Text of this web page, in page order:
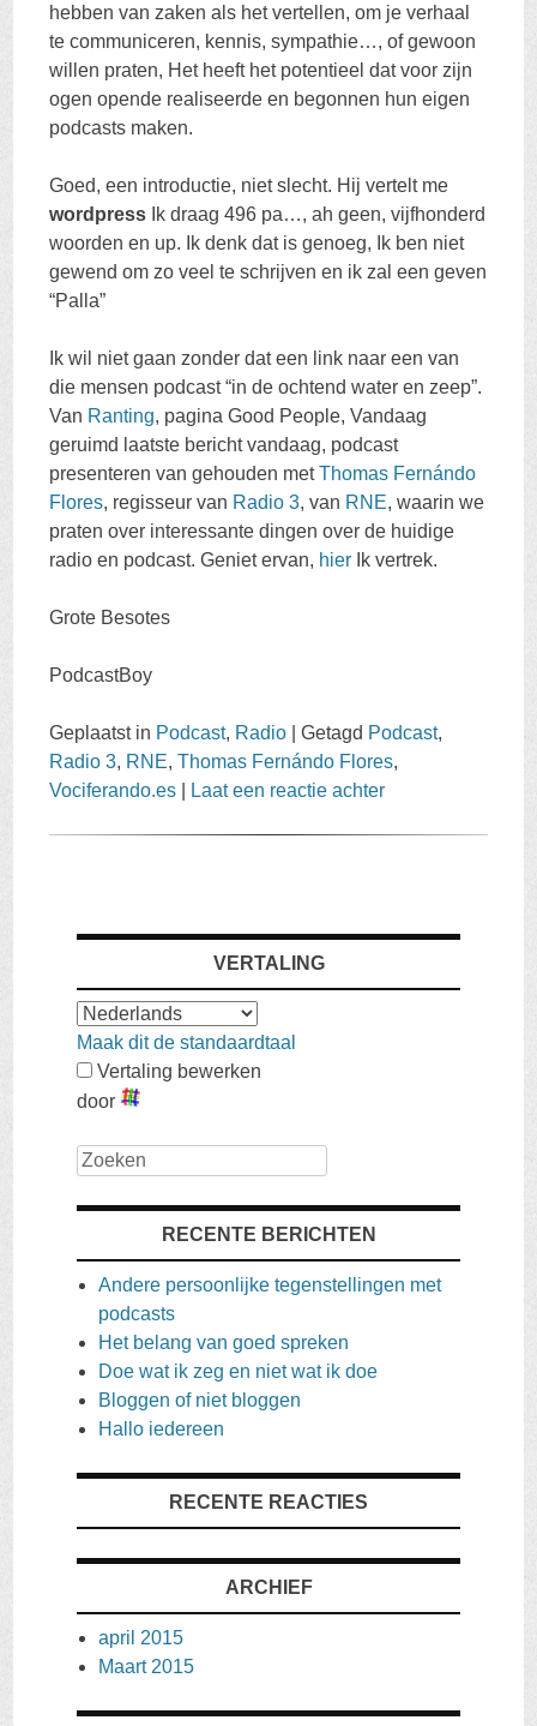
hebben van zaken als het vertellen, om je verhaal
te communiceren, kennis, sympathie…, of gewoon
willen praten, Het heeft het potentieel dat voor zijn
ogen opende realiseerde en begonnen hun eigen
podcasts maken.
Goed, een introductie, niet slecht. Hij vertelt me
wordpress Ik draag 496 pa…, ah geen, vijfhonderd
woorden en up. Ik denk dat is genoeg, Ik ben niet
gewend om zo veel te schrijven en ik zal een geven
“Palla”
Ik wil niet gaan zonder dat een link naar een van
die mensen podcast “in de ochtend water en zeep”.
Van Ranting, pagina Good People, Vandaag
geruimd laatste bericht vandaag, podcast
presenteren van gehouden metThomas Fernándo
Flores, regisseur van Radio 3, van RNE, waarin we
praten over interessante dingen over de huidige
radio en podcast. Geniet ervan, hier Ik vertrek.
Grote Besotes
PodcastBoy
Geplaatst in Podcast, Radio |Getagd Podcast,
Radio 3, RNE,Thomas Fernándo Flores,
Vociferando.es
Laat een reactie achter
VERTALING
Maak dit de standaardtaal
Vertaling bewerken
door
Zoeken
RECENTE BERICHTEN
Andere persoonlijke tegenstellingen met
podcasts
Het belang van goed spreken
Doe wat ik zeg en niet wat ik doe
Bloggen of niet bloggen
Hallo iedereen
RECENTE REACTIES
ARCHIEF
april 2015
Maart 2015